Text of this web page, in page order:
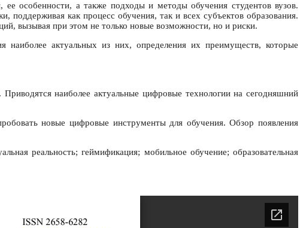
особенности, а также подходы и методы обучения студентов вузов.
поддерживая как процесс обучения, так и всех субъектов образования.
вызывая при этом не только новые возможности, но и риски.
наиболее актуальных из них, определения их преимуществ, которые
наиболее актуальные цифровые технологии на сегодняшний
новые цифровые инструменты для обучения. Обзор появления
реальность; геймификация; мобильное обучение; образовательная